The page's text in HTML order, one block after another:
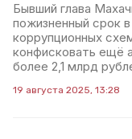
Бывший глава
пожизненный срок
коррупционных
конфисковать ещё
более 2,1 млрд
19 августа 2025, 13:28